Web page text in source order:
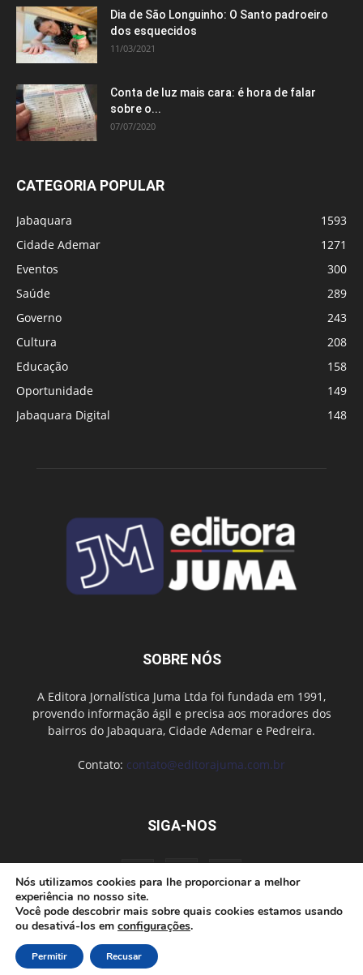
Dia de São Longuinho: O Santo padroeiro
dos esquecidos
11/03/2021
Conta de luz mais cara: é hora de falar
sobre o...
07/07/2020
CATEGORIA POPULAR
Jabaquara
1593
Cidade Ademar
1271
Eventos
300
Saúde
289
Governo
243
Cultura
208
Educação
158
Oportunidade
149
Jabaquara Digital
148
SOBRE NÓS
A Editora Jornalística Juma Ltda foi fundada em 1991,
provendo informação ágil e precisa aos moradores dos
bairros do Jabaquara, Cidade Ademar e Pedreira.
Contato: contato@editorajuma.com.br
SIGA-NOS
Fale conosco
© desenvolvido por Cloudbe
Nós utilizamos cookies para lhe proporcionar a melhor
experiência no nosso site.
Você pode descobrir mais sobre quais cookies estamos usando
ou desativá-los em configurações.
Permitir Recusar